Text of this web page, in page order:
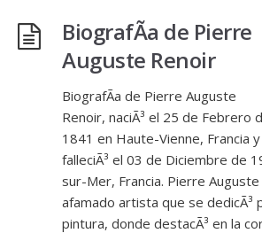
BiografÃ­a de Pierre
Auguste Renoir
BiografÃ­a de Pierre Auguste
Renoir, naciÃ³ el 25 de Febrero
1841 en Haute-Vienne, Francia y
falleciÃ³ el 03 de Diciembre de
sur-Mer, Francia. Pierre
afamado artista que se dedicÃ³
pintura, donde destacÃ³ en la